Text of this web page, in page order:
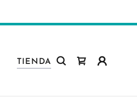
TIENDA